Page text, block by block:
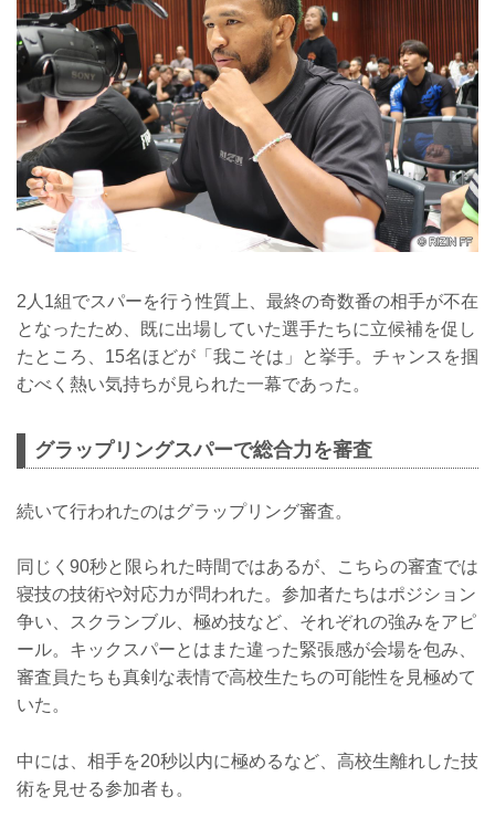
2人1組でスパーを行う性質上、最終の奇数番の相手が不在
となったため、既に出場していた選手たちに立候補を促し
たところ、15名ほどが「我こそは」と挙手。チャンスを掴
むべく熱い気持ちが見られた一幕であった。
グラップリングスパーで総合力を審査
続いて行われたのはグラップリング審査。
同じく90秒と限られた時間ではあるが、こちらの審査では
寝技の技術や対応力が問われた。参加者たちはポジション
争い、スクランブル、極め技など、それぞれの強みをアピ
ール。キックスパーとはまた違った緊張感が会場を包み、
審査員たちも真剣な表情で高校生たちの可能性を見極めて
いた。
中には、相手を20秒以内に極めるなど、高校生離れした技
術を見せる参加者も。